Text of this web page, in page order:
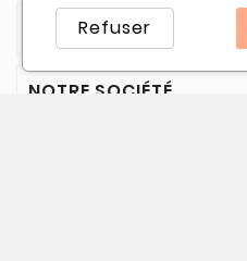
CATÉGORIES
NOTRE SOCIÉTÉ
Refuser